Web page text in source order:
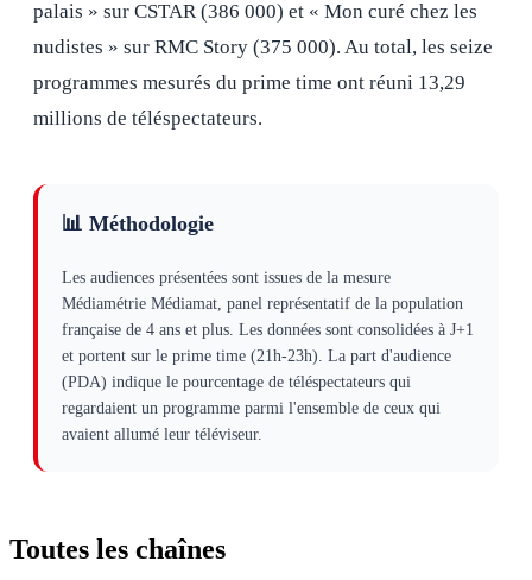
palais » sur CSTAR (386 000) et « Mon curé chez les
nudistes » sur RMC Story (375 000). Au total, les seize
programmes mesurés du prime time ont réuni 13,29
millions de téléspectateurs.
📊 Méthodologie
Les audiences présentées sont issues de la mesure
Médiamétrie Médiamat, panel représentatif de la population
française de 4 ans et plus. Les données sont consolidées à J+1
et portent sur le prime time (21h-23h). La part d'audience
(PDA) indique le pourcentage de téléspectateurs qui
regardaient un programme parmi l'ensemble de ceux qui
avaient allumé leur téléviseur.
Toutes les chaînes